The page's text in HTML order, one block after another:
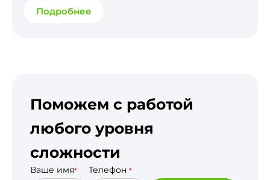
Подробнее
Поможем с работой
любого уровня
сложности
Ваше имя* Телефон *